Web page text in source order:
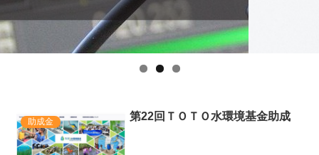
助成金 第22回ＴＯＴＯ水環境基金助成